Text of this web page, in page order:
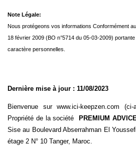
Note Légale:
Nous protégeons vos informations Conformément
18 février 2009 (BO n°5714 du 05-03-2009)
caractère personnelles.
Dernière mise à jour : 11/08/2023
Bienvenue sur www.ici-keepzen.com
Propriété de la société
PREMIUM
Sise au Boulevard Abserrahman El
étage 2 N° 10 Tanger, Maroc.